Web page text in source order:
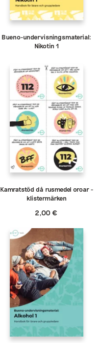
Bueno-undervisningsmaterial:
Nikotin 1
Kamratstöd då rusmedel oroar -
klistermärken
2,00€